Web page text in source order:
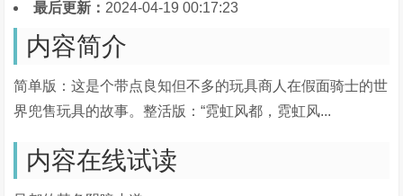
最后更新： 2024-04-19 00:17:23
内容简介
简单版：这是个带点良知但不多的玩具商人在假面骑士的世
界兜售玩具的故事。整活版：“霓虹风都，霓虹风...
内容在线试读